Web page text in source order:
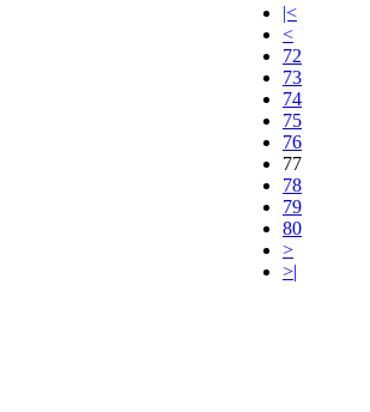
|<
<
72
73
74
75
76
77
78
79
80
>
>|